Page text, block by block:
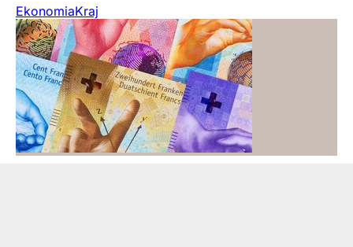
EkonomiaKraj